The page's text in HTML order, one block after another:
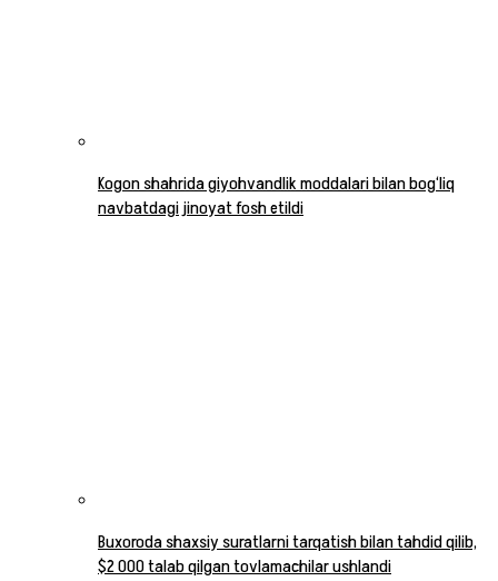
Kogon shahrida giyohvandlik moddalari bilan bog‘liq
navbatdagi jinoyat fosh etildi
Buxoroda shaxsiy suratlarni tarqatish bilan tahdid qilib,
$2 000 talab qilgan tovlamachilar ushlandi